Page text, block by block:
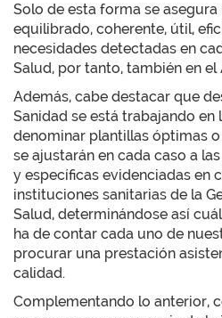
Solo de esta forma se
equilibrado, coherente, útil,
necesidades detectadas en
Salud, por tanto, también en el
Además, cabe destacar que
Sanidad se está trabajando
denominar plantillas óptimas
se ajustarán en cada caso a
y específicas evidenciadas en
instituciones sanitarias de la
Salud, determinándose así
ha de contar cada uno de
procurar una prestación
calidad.
Complementando lo anterior,